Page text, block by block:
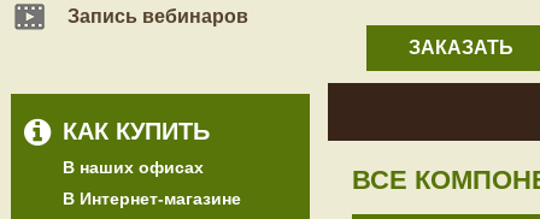
Запись вебинаров
КАК КУПИТЬ
В наших офисах
В Интернет-магазине
ЗАКАЗАТЬ
ВСЕ